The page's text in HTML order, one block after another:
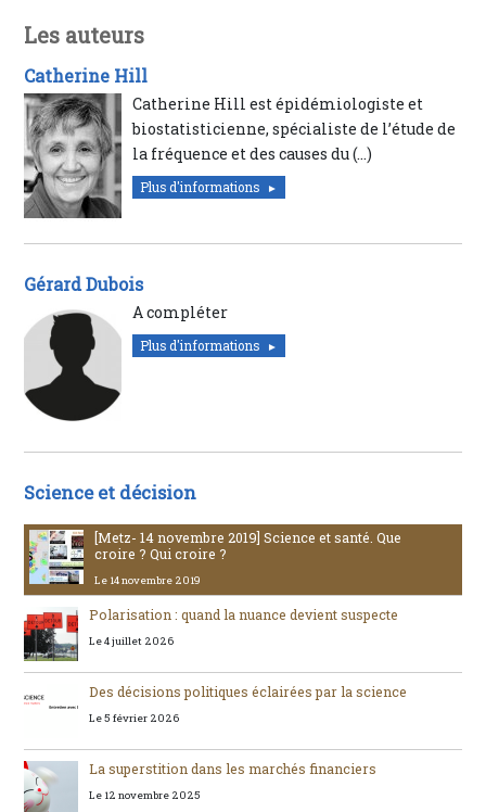
Les auteurs
Catherine Hill
Catherine Hill est épidémiologiste et
biostatisticienne, spécialiste de l’étude de
la fréquence et des causes du (…)
Plus d'informations
Gérard Dubois
A compléter
Plus d'informations
Science et décision
[Metz- 14 novembre 2019] Science et santé. Que
croire ? Qui croire ?
Le 14 novembre 2019
Polarisation : quand la nuance devient suspecte
Le 4 juillet 2026
Des décisions politiques éclairées par la science
Le 5 février 2026
La superstition dans les marchés financiers
Le 12 novembre 2025